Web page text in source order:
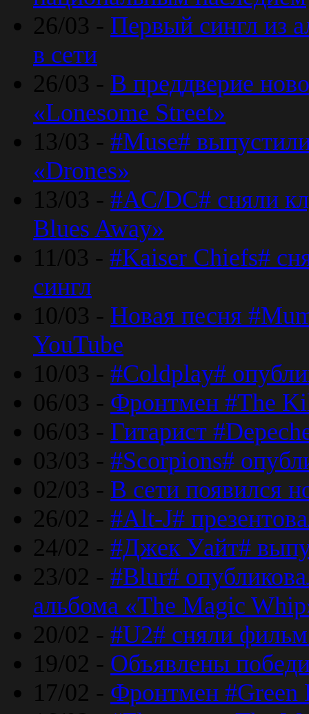
26/03 - Первый сингл из
в сети
26/03 - В преддверие
«Lonesome Street»
13/03 - #Muse#
«Drones»
13/03 - #AC/DC# сняли
Blues Away»
11/03 - #Kaiser Chiefs#
сингл
10/03 - Новая песня
YouTube
10/03 - #Coldplay#
06/03 - Фронтмен #The
06/03 - Гитарист
03/03 - #Scorpions#
02/03 - В сети появился
26/02 - #Alt-J#
24/02 - #Джек Уайт#
23/02 - #Blur#
альбома «The Magic
20/02 - #U2# сняли
19/02 - Объявлены
17/02 - Фронтмен #Green